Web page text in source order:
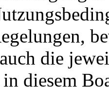
die
diesem